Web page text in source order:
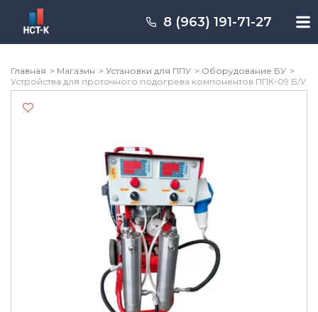
Перейти
содержимому
8 (963) 191-71-27
Главная Магазин Установки для ППУ
Оборудование БУ
Устройства для проточного подогрева компонентов ППК-09 Б/У